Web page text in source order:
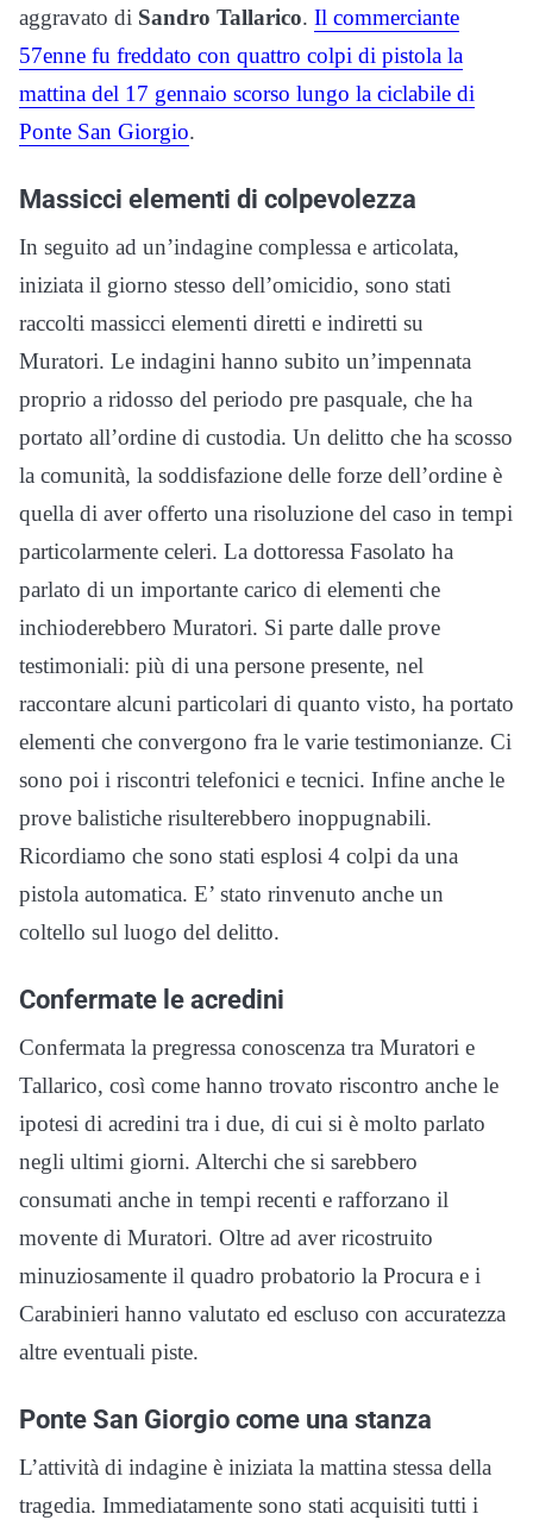
aggravato di Sandro Tallarico. Il commerciante
57enne fu freddato con quattro colpi di pistola la
mattina del 17 gennaio scorso lungo la ciclabile di
Ponte San Giorgio.
Massicci elementi di colpevolezza
In seguito ad un’indagine complessa e articolata,
iniziata il giorno stesso dell’omicidio, sono stati
raccolti massicci elementi diretti e indiretti su
Muratori. Le indagini hanno subito un’impennata
proprio a ridosso del periodo pre pasquale, che ha
portato all’ordine di custodia. Un delitto che ha scosso
la comunità, la soddisfazione delle forze dell’ordine è
quella di aver offerto una risoluzione del caso in tempi
particolarmente celeri. La dottoressa Fasolato ha
parlato di un importante carico di elementi che
inchioderebbero Muratori. Si parte dalle prove
testimoniali: più di una persone presente, nel
raccontare alcuni particolari di quanto visto, ha portato
elementi che convergono fra le varie testimonianze. Ci
sono poi i riscontri telefonici e tecnici. Infine anche le
prove balistiche risulterebbero inoppugnabili.
Ricordiamo che sono stati esplosi 4 colpi da una
pistola automatica. E’ stato rinvenuto anche un
coltello sul luogo del delitto.
Confermate le acredini
Confermata la pregressa conoscenza tra Muratori e
Tallarico, così come hanno trovato riscontro anche le
ipotesi di acredini tra i due, di cui si è molto parlato
negli ultimi giorni. Alterchi che si sarebbero
consumati anche in tempi recenti e rafforzano il
movente di Muratori. Oltre ad aver ricostruito
minuziosamente il quadro probatorio la Procura e i
Carabinieri hanno valutato ed escluso con accuratezza
altre eventuali piste.
Ponte San Giorgio come una stanza
L’attività di indagine è iniziata la mattina stessa della
tragedia. Immediatamente sono stati acquisiti tutti i